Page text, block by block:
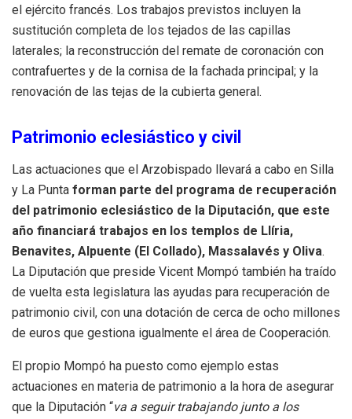
el ejército francés. Los trabajos previstos incluyen la
sustitución completa de los tejados de las capillas
laterales; la reconstrucción del remate de coronación con
contrafuertes y de la cornisa de la fachada principal; y la
renovación de las tejas de la cubierta general.
Patrimonio eclesiástico y civil
Las actuaciones que el Arzobispado llevará a cabo en Silla
y La Punta forman parte del programa de recuperación
del patrimonio eclesiástico de la Diputación, que este
año financiará trabajos en los templos de Llíria,
Benavites, Alpuente (El Collado), Massalavés y Oliva.
La Diputación que preside Vicent Mompó también ha traído
de vuelta esta legislatura las ayudas para recuperación de
patrimonio civil, con una dotación de cerca de ocho millones
de euros que gestiona igualmente el área de Cooperación.
El propio Mompó ha puesto como ejemplo estas
actuaciones en materia de patrimonio a la hora de asegurar
que la Diputación “va a seguir trabajando junto a los